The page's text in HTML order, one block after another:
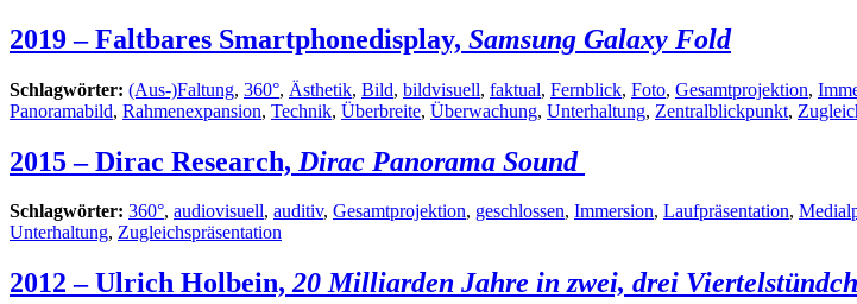
2019 – Faltbares Smartphonedisplay, Samsung Galaxy Fold
Schlagwörter: (Aus-)Faltung, 360°, Ästhetik, Bild, bildvisuell, faktual, Fernblick, Foto, Gesamtprojektion,
Panoramabild, Rahmenexpansion, Technik, Überbreite, Überwachung, Unterhaltung, Zentralblickpunkt,
2015 – Dirac Research, Dirac Panorama Sound
Schlagwörter: 360°, audiovisuell, auditiv, Gesamtprojektion, geschlossen, Immersion, Laufpräsentation,
Unterhaltung, Zugleichspräsentation
2012 – Ulrich Holbein,20 Milliarden Jahre in zwei, drei